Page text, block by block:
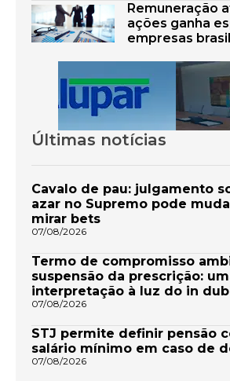
Remuneração
ações ganha
empresas
Últimas notícias
Cavalo de pau: julgamento
azar no Supremo pode
mirar bets
07/08/2026
Termo de compromisso
suspensão da prescrição:
interpretação à luz do in
07/08/2026
STJ permite definir pensão
salário mínimo em caso de
07/08/2026